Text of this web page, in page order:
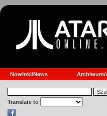
Nowinki/News Archiwum/
Translate to